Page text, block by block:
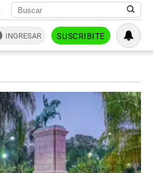
INGRESAR SUSCRIBITE